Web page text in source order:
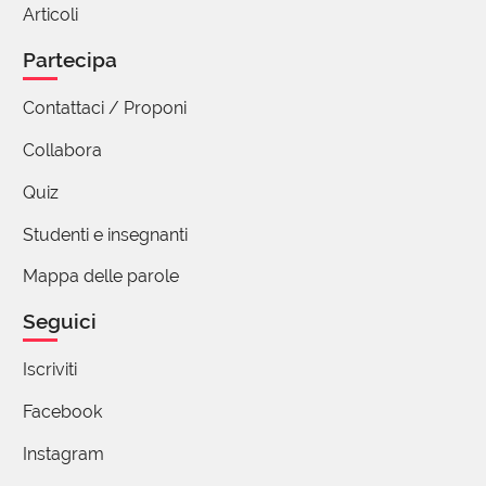
la platea alla quale si comunica, più si scende
del nostro tempo.
ragazzi, che ci fanno fare di prima mattina
fantastici viaggi di 5 minuti.
14 Dicembre 2018 18:48
credo che la storia delle parole si adegui
anche religiosa; una parola non passa dal
'sacro' al 'profano arbitrariamente. la
significato di maschera tragica indossata
Articoli
Partecipa
Contattaci / Proponi
Collabora
Quiz
Studenti e insegnanti
Mappa delle parole
Seguici
Iscriviti
Facebook
Instagram